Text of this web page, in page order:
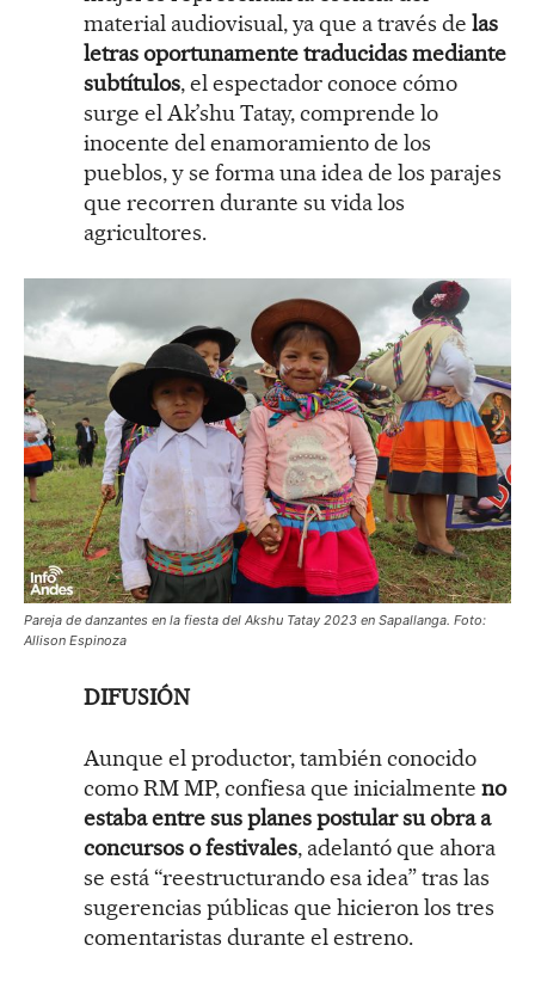
material audiovisual, ya que a través de las
letras oportunamente traducidas mediante
subtítulos, el espectador conoce cómo
surge el Ak’shu Tatay, comprende lo
inocente del enamoramiento de los
pueblos, y se forma una idea de los parajes
que recorren durante su vida los
agricultores.
Pareja de danzantes en la fiesta del Akshu Tatay 2023 en Sapallanga. Foto:
Allison Espinoza
DIFUSIÓN
Aunque el productor, también conocido
como RM MP, confiesa que inicialmente no
estaba entre sus planes postular su obra a
concursos o festivales, adelantó que ahora
se está “reestructurando esa idea” tras las
sugerencias públicas que hicieron los tres
comentaristas durante el estreno.